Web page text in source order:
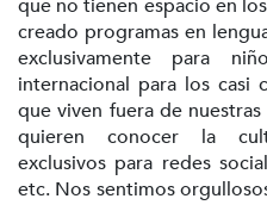
que no tienen espacio en
creado programas en
exclusivamente para
internacional para los casi
que viven fuera de
quieren conocer la
exclusivos para redes
etc. Nos sentimos